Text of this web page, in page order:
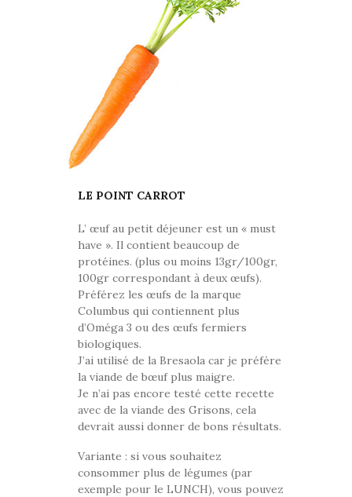
LE POINT CARROT
L’ œuf au petit déjeuner est un « must
have ». Il contient beaucoup de
protéines. (plus ou moins 13gr/100gr,
100gr correspondant à deux œufs).
Préférez les œufs de la marque
Columbus qui contiennent plus
d’Oméga 3 ou des œufs fermiers
biologiques.
J’ai utilisé de la Bresaola car je préfère
la viande de bœuf plus maigre.
Je n’ai pas encore testé cette recette
avec de la viande des Grisons, cela
devrait aussi donner de bons résultats.
Variante : si vous souhaitez
consommer plus de légumes (par
exemple pour le LUNCH), vous pouvez